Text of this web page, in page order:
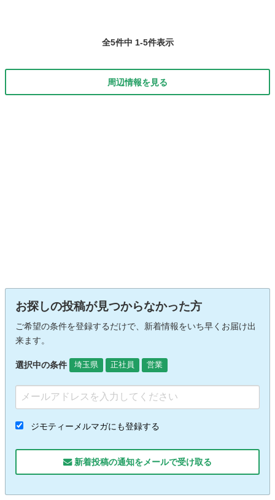
全5件中 1-5件表示
周辺情報を見る
お探しの投稿が見つからなかった方
ご希望の条件を登録するだけで、新着情報をいち早くお届け出
来ます。
選択中の条件 埼玉県 正社員 営業
ジモティーメルマガにも登録する
新着投稿の通知をメールで受け取る